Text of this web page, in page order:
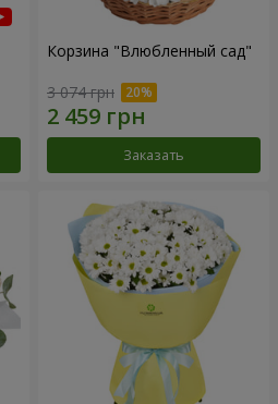
Корзина "Влюбленный сад"
3 074 грн
Заказать